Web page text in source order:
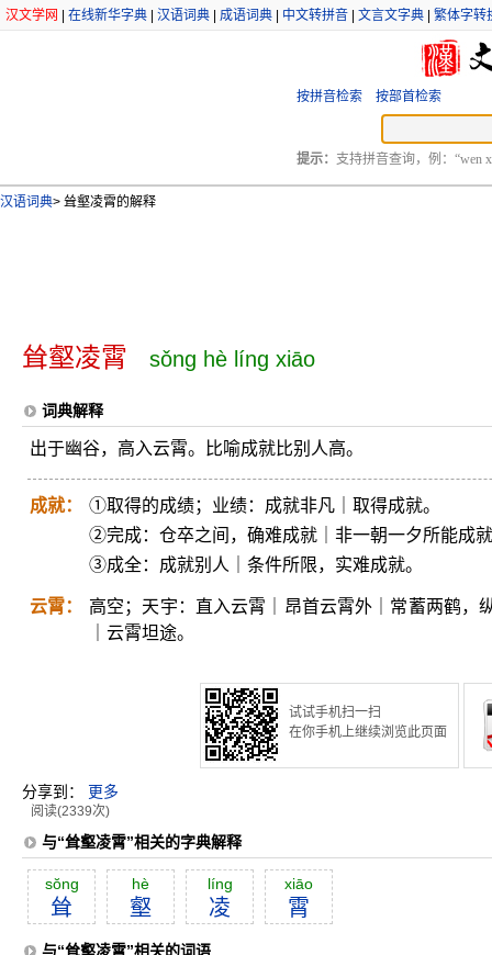
汉文学网 在线新华字典 汉语词典 成语词典 中文转拼音 文言文字典 繁体字转
按拼音检索 按部首检索
提示： 支持拼音查询，例：“wen
汉语词典> 耸壑凌霄的解释
耸壑凌霄 sǒng hè líng xiāo
词典解释
出于幽谷，高入云霄。比喻成就比别人高。
成就：
①取得的成绩；业绩：成就非凡｜取得成就。
②完成：仓卒之间，确难成就｜非一朝一夕所能成
③成全：成就别人｜条件所限，实难成就。
云霄：
高空；天宇：直入云霄｜昂首云霄外｜常蓄两鹤，
｜云霄坦途。
试试手机扫一扫
在你手机上继续浏览此页面
分享到： 更多
阅读(2339次)
与“耸壑凌霄”相关的字典解释
sŏng
耸
hè
壑
líng
凌
xiāo
霄
与“耸壑凌霄”相关的词语